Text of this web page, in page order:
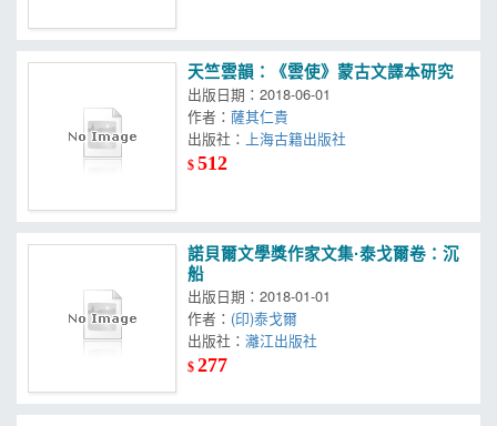
天竺雲韻：《雲使》蒙古文譯本研究
出版日期：2018-06-01
作者：薩其仁貴
出版社： 上海古籍出版社
$512
諾貝爾文學獎作家文集·泰戈爾卷：沉
船
出版日期：2018-01-01
作者： (印)泰戈爾
出版社：灕江出版社
$277